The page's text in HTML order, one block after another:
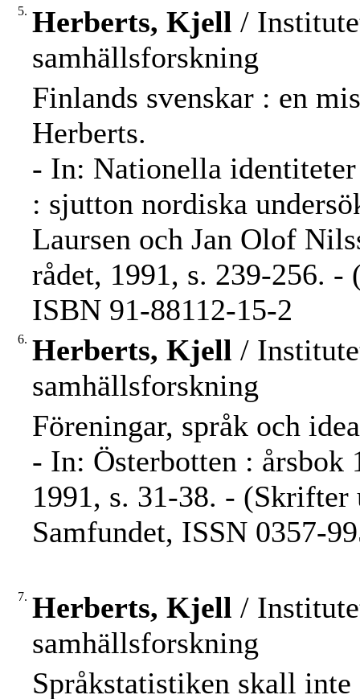
5. Herberts, Kjell /
samhällsforskning
Finlands svenskar : en
Herberts.
- In: Nationella
: sjutton nordiska
Laursen och Jan Olof
rådet, 1991, s. 239-256. -
ISBN 91-88112-15-2
6. Herberts, Kjell /
samhällsforskning
Föreningar, språk och
- In: Österbotten : årsbok
1991, s. 31-38. - (Skrifter
Samfundet, ISSN 0357-
7. Herberts, Kjell /
samhällsforskning
Språkstatistiken skall